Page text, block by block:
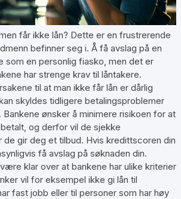
får ikke lån? Dette er en frustrerende
befinner seg i. Å få avslag på en
som en personlig fiasko, men det er
har strenge krav til låntakere.
til at man ikke får lån er dårlig
skyldes tidligere betalingsproblemer
Bankene ønsker å minimere risikoen for at
og derfor vil de sjekke
gir deg et tilbud. Hvis kredittscoren din
få avslag på søknaden din.
klar over at bankene har ulike kriterier
vil for eksempel ikke gi lån til
fast jobb eller til personer som har høy